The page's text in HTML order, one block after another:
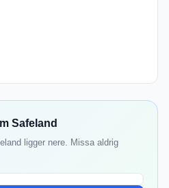
Safeland
ligger nere. Missa aldrig